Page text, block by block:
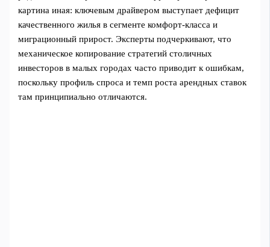
картина иная: ключевым драйвером выступает дефицит
качественного жилья в сегменте комфорт‑класса и
миграционный прирост. Эксперты подчеркивают, что
механическое копирование стратегий столичных
инвесторов в малых городах часто приводит к ошибкам,
поскольку профиль спроса и темп роста арендных ставок
там принципиально отличаются.